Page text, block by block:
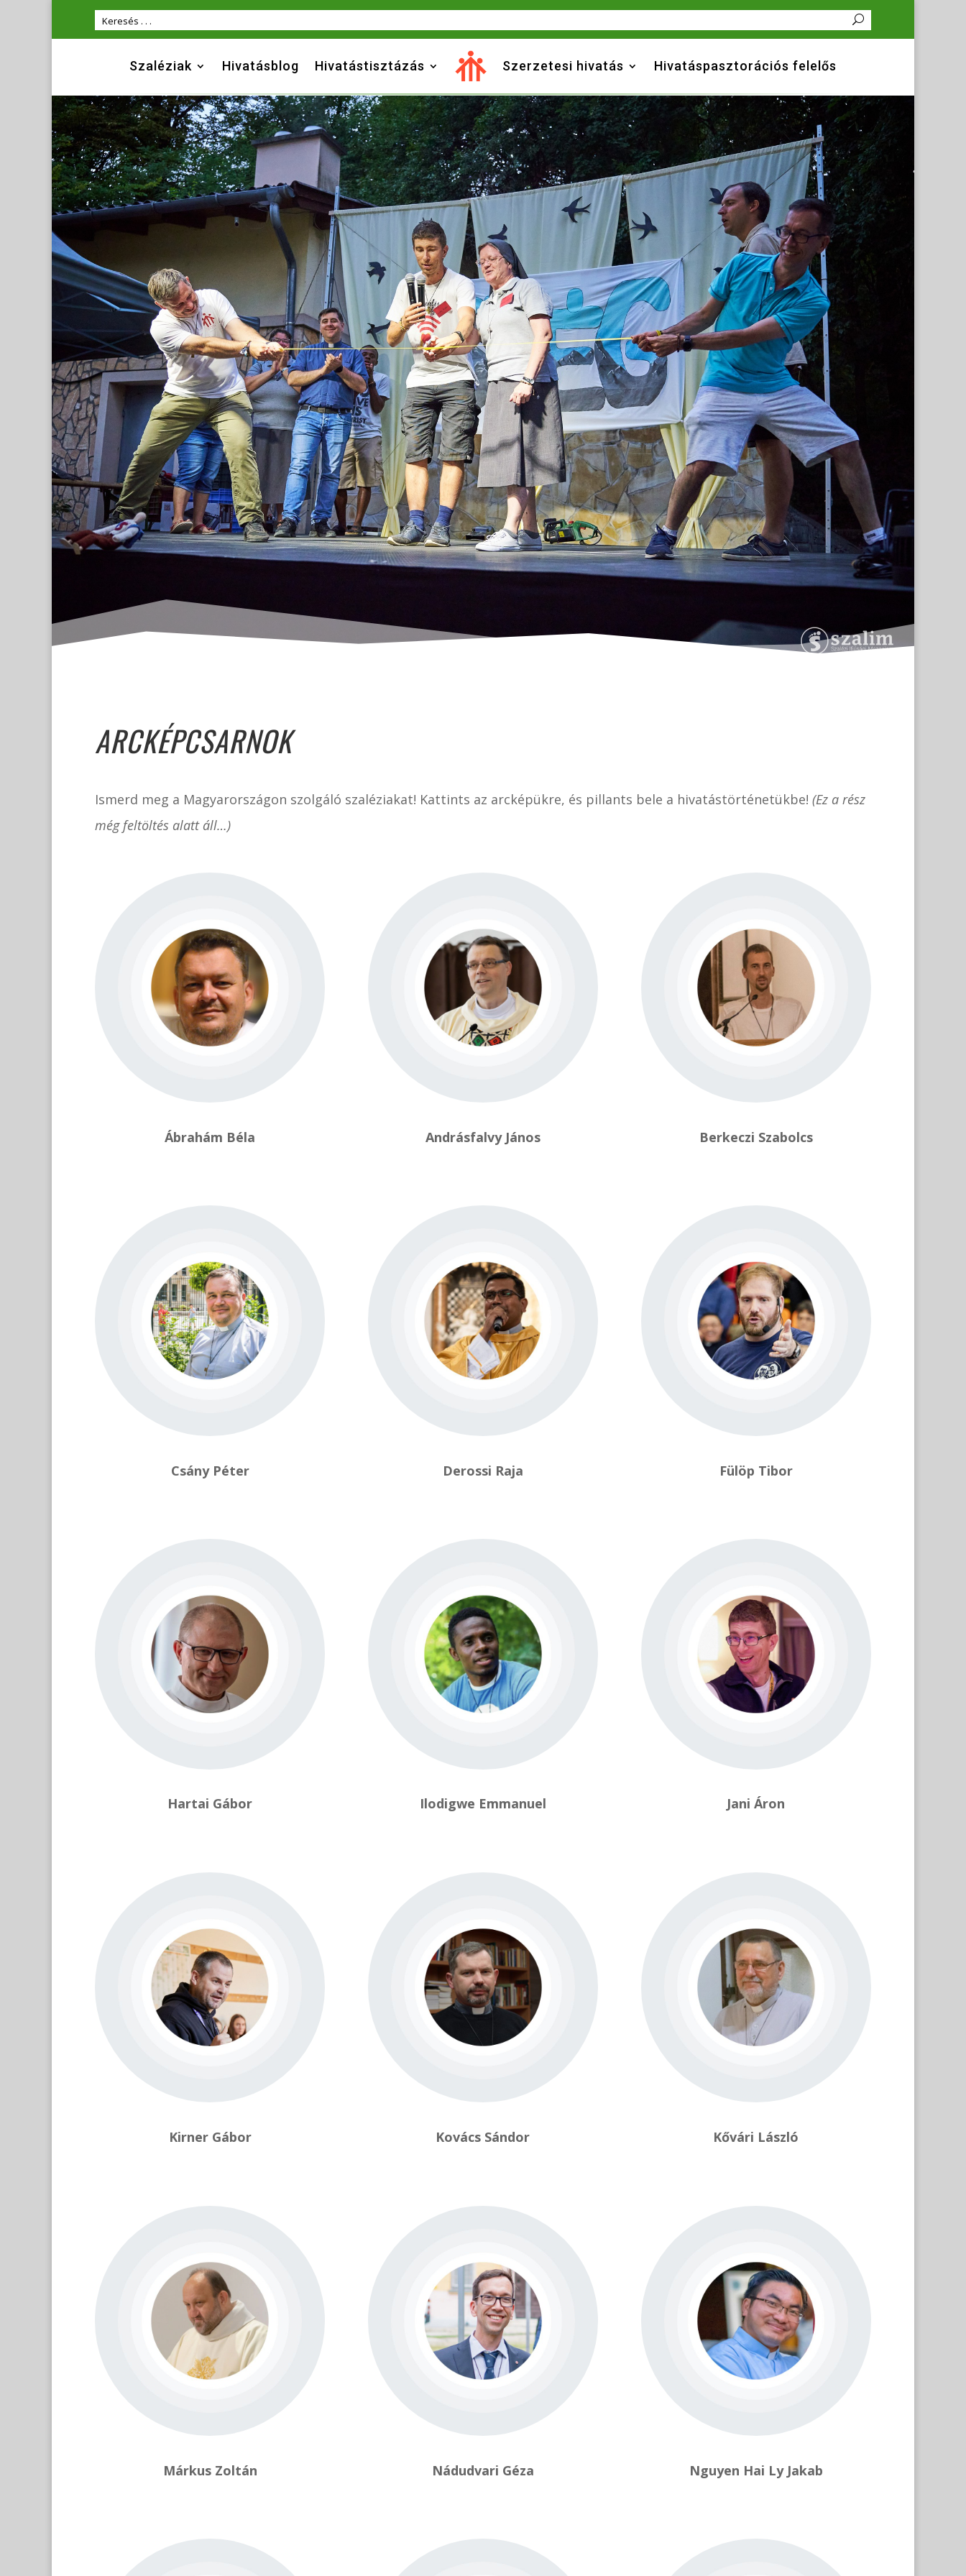
Szaléziak Hivatásblog Hivatástisztázás Szerzetesi hivatás Hivatáspasztorációs felelős
ARCKÉPCSARNOK
Ismerd meg a Magyarországon szolgáló szaléziakat! Kattints az arcképükre, és pillants bele a hivatástörténetükbe! (Ez a rész
még feltöltés alatt áll…)
Ábrahám Béla Andrásfalvy János Berkeczi Szabolcs
Csány Péter Derossi Raja Fülöp Tibor
Hartai Gábor Ilodigwe Emmanuel Jani Áron
Kirner Gábor Kovács Sándor Kővári László
Márkus Zoltán Nádudvari Géza Nguyen Hai Ly Jakab